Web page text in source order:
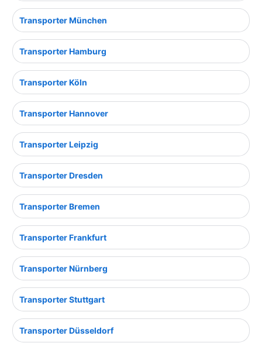
Transporter München
Transporter Hamburg
Transporter Köln
Transporter Hannover
Transporter Leipzig
Transporter Dresden
Transporter Bremen
Transporter Frankfurt
Transporter Nürnberg
Transporter Stuttgart
Transporter Düsseldorf